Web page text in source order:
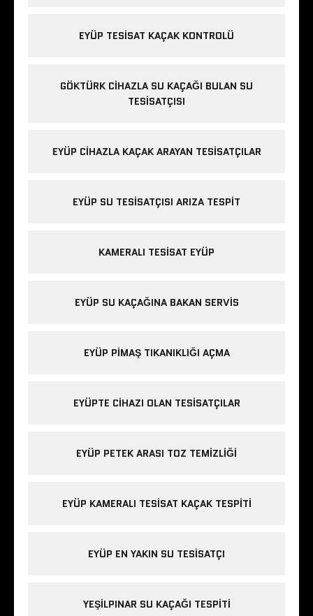
EYÜP TESISAT KAÇAK KONTROLÜ
GÖKTÜRK CIHAZLA SU KAÇAĞI BULAN SU
TESISATÇISI
EYÜP CIHAZLA KAÇAK ARAYAN TESISATÇILAR
EYÜP SU TESISATÇISI ARIZA TESPIT
KAMERALI TESISAT EYÜP
EYÜP SU KAÇAĞINA BAKAN SERVIS
EYÜP PIMAŞ TIKANIKLIĞI AÇMA
EYÜPTE CIHAZI OLAN TESISATÇILAR
EYÜP PETEK ARASI TOZ TEMIZLIĞI
EYÜP KAMERALI TESISAT KAÇAK TESPITI
EYÜP EN YAKIN SU TESISATÇI
YEŞILPINAR SU KAÇAĞI TESPITI